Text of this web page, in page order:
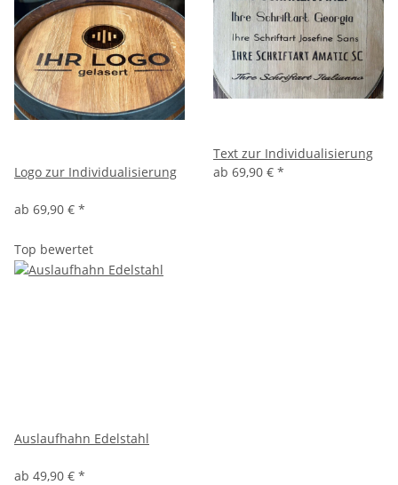
Logo zur Individualisierung
ab 69,90 € *
Text zur Individualisierung
ab 69,90 € *
Top bewertet
Auslaufhahn Edelstahl
ab 49,90 € *